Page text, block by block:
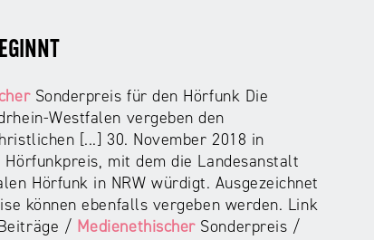
Sonderpreis für den Hörfunk Die
Westfalen vergeben den
[...] 30. November 2018 in
mit dem die Landesanstalt
Hörfunk in NRW würdigt. Ausgezeichnet
können ebenfalls vergeben werden. Link
/ MedienethischerSonderpreis /